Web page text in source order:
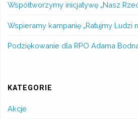
Współtworzymy inicjatywę „Nasz
Wspieramy kampanię „Ratujmy Ludzi
Podziękowanie dla RPO Adama
KATEGORIE
Akcje